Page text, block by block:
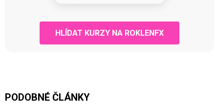
HLÍDAT KURZY NA ROKLENFX
PODOBNÉ ČLÁNKY